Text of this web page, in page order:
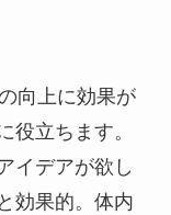
向上に効果が
役立ちます。
イデアが欲し
効果的。体内